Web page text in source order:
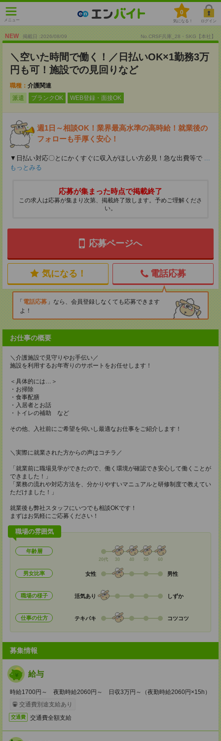
メニュー
0
気になる！ ログイン
NEW 掲載日 :2026/08/09 No.CRSF兵庫_28・SKG【本社】
＼空いた時間で働く！／日払いOK×1勤務3万
円も可！施設での見回りなど
職種： 介護関連
派遣
ブランクOK WEB登録・面接OK
週1日～相談OK！業界最高水準の高時給！就業後の
フォローも手厚く安心！
▼日払い対応〇とにかくすぐに収入がほしい方必見！急な出費等で ...
もっとみる
応募が集まった時点で掲載終了
この求人は応募が集まり次第、掲載終了致します。予めご理解くださ
い。
応募ページへ
気になる！ 電話応募
電話応募
なら、会員登録しなくても応募できます
よ！
お仕事の概要
＼介護施設で見守りやお手伝い／
施設を利用するお年寄りのサポートをお任せします！
＜具体的には…＞
・お掃除
・食事配膳
・入居者とお話
・トイレの補助 など
その他、入社前にご希望を伺いし最適なお仕事をご紹介します！
＼実際に就業された方からの声はコチラ／
「就業前に職場見学ができたので、働く環境が確認でき安心して働くことが
できました！」
「業務の流れや対応方法を、分かりやすいマニュアルと研修制度で教えてい
ただけました！」
就業後も弊社スタッフにいつでも相談OKです！
まずはお気軽にご応募ください！
職場の雰囲気
年齢層
20代 30 40 50 60
男女比率 女性 男性
職場の様子 活気あり しずか
仕事の仕方 テキパキ コツコツ
募集情報
給与
時給1700円～ 夜勤時給2060円～ 日収3万円～（夜勤時給2060円×15h）
交通費別途支給あり
交通費 交通費全額支給